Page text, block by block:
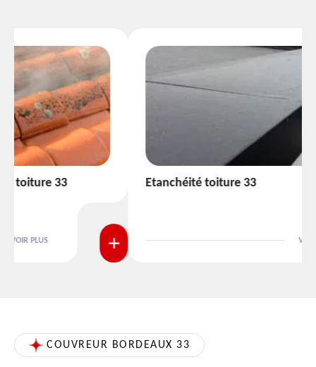
Etanchéité toiture 33
VOIR PLUS
COUVREUR BORDEAUX 33